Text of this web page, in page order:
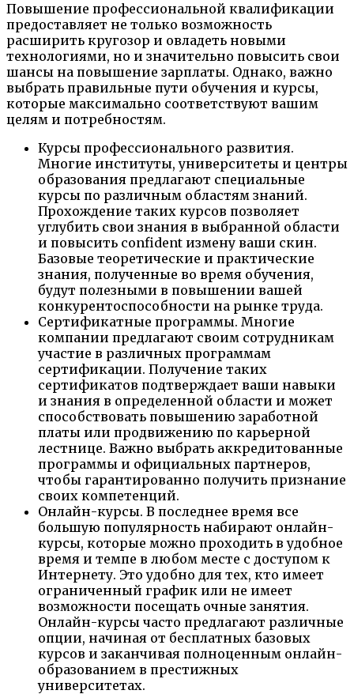
Повышение профессиональной квалификации
предоставляет не только возможность
расширить кругозор и овладеть новыми
технологиями, но и значительно повысить свои
шансы на повышение зарплаты. Однако, важно
выбрать правильные пути обучения и курсы,
которые максимально соответствуют вашим
целям и потребностям.
Курсы профессионального развития.
Многие институты, университеты и центры
образования предлагают специальные
курсы по различным областям знаний.
Прохождение таких курсов позволяет
углубить свои знания в выбранной области
и повысить confident измену ваши скин.
Базовые теоретические и практические
знания, полученные во время обучения,
будут полезными в повышении вашей
конкурентоспособности на рынке труда.
Сертификатные программы. Многие
компании предлагают своим сотрудникам
участие в различных программам
сертификации. Получение таких
сертификатов подтверждает ваши навыки
и знания в определенной области и может
способствовать повышению заработной
платы или продвижению по карьерной
лестнице. Важно выбрать аккредитованные
программы и официальных партнеров,
чтобы гарантированно получить признание
своих компетенций.
Онлайн-курсы. В последнее время все
большую популярность набирают онлайн-
курсы, которые можно проходить в удобное
время и темпе в любом месте с доступом к
Интернету. Это удобно для тех, кто имеет
ограниченный график или не имеет
возможности посещать очные занятия.
Онлайн-курсы часто предлагают различные
опции, начиная от бесплатных базовых
курсов и заканчивая полноценным онлайн-
образованием в престижных
университетах.